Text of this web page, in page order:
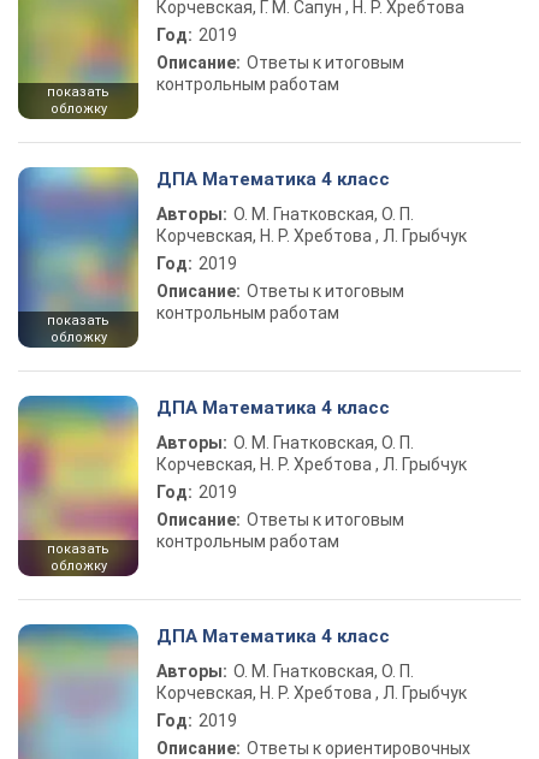
показать
обложку
Корчевская, Г. М. Сапун , Н. Р. Хребтова
Год: 2019
Описание: Ответы к итоговым
контрольным работам
показать
обложку
ДПА Математика 4 класс
Авторы: О. М. Гнатковская, О. П.
Корчевская, Н. Р. Хребтова , Л. Грыбчук
Год: 2019
Описание: Ответы к итоговым
контрольным работам
показать
обложку
ДПА Математика 4 класс
Авторы: О. М. Гнатковская, О. П.
Корчевская, Н. Р. Хребтова , Л. Грыбчук
Год: 2019
Описание: Ответы к итоговым
контрольным работам
ДПА Математика 4 класс
Авторы: О. М. Гнатковская, О. П.
Корчевская, Н. Р. Хребтова , Л. Грыбчук
Год: 2019
Описание: Ответы к ориентировочных